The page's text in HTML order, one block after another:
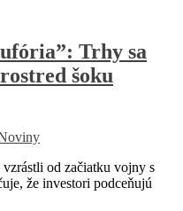
Trhy sa
šoku
od začiatku vojny s
že investori podceňujú